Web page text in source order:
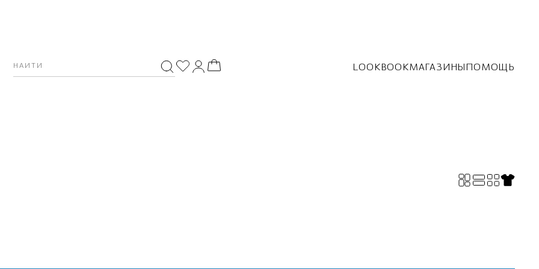
LOOKBOOKМАГАЗИНЫ ПОМОЩЬ